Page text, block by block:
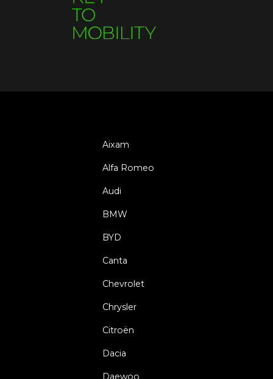
Aixam
Alfa Romeo
Audi
BMW
BYD
Canta
Chevrolet
Chrysler
Citroën
Dacia
Daewoo